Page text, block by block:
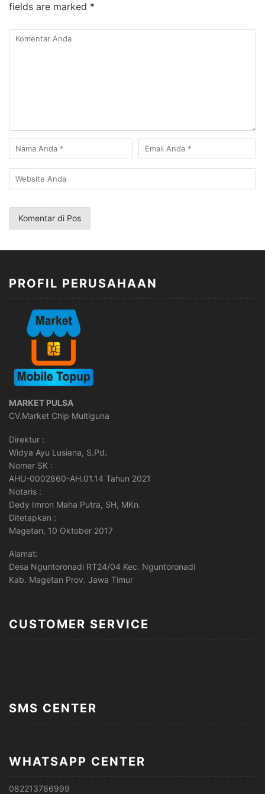
fields are marked *
PROFIL PERUSAHAAN
MARKET PULSA
CV.Market Chip Multiguna
Direktur :
Widya Ayu Lusiana, S.Pd.
Nomer SK :
AHU-0002860-AH.01.14 Tahun 2021
Notaris :
Dedy Imron Maha Putra, SH, MKn.
Ditetapkan :
Magetan, 10 Oktober 2017
Alamat:
Desa Nguntoronadi RT24/04 Kec. Nguntoronadi
Kab. Magetan Prov. Jawa Timur
CUSTOMER SERVICE
SMS CENTER
WHATSAPP CENTER
082213766999